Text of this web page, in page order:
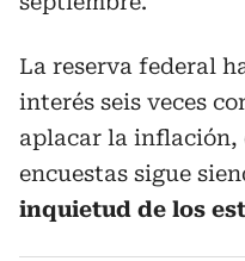
La reserva federal
interés seis veces
aplacar la inflación,
encuestas sigue
inquietud de los